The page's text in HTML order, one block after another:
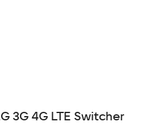
3G 4G LTE Switcher